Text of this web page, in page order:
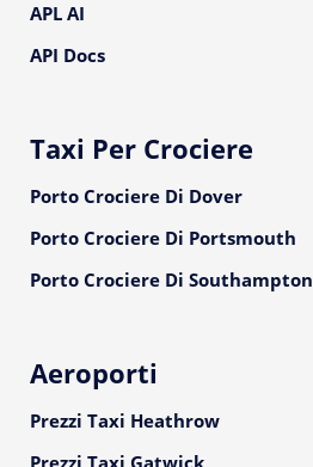
APL AI
API Docs
Taxi Per Crociere
Porto Crociere Di Dover
Porto Crociere Di Portsmouth
Porto Crociere Di Southampton
Aeroporti
Prezzi Taxi Heathrow
Prezzi Taxi Gatwick